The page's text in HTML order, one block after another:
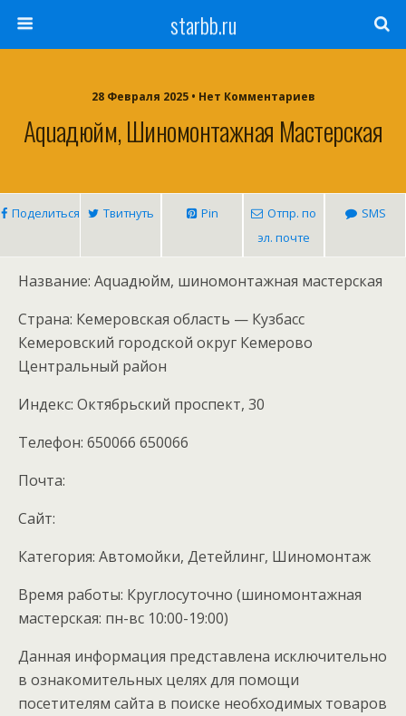
starbb.ru
28 Февраля 2025 • Нет Комментариев
Aquaдюйм, Шиномонтажная Мастерская
Поделиться Твитнуть Pin
Отпр. по
эл. почте
SMS
Название: Aquaдюйм, шиномонтажная мастерская
Страна: Кемеровская область — Кузбасс
Кемеровский городской округ Кемерово
Центральный район
Индекс: Октябрьский проспект, 30
Телефон: 650066 650066
Почта:
Cайт:
Категория: Автомойки, Детейлинг, Шиномонтаж
Время работы: Круглосуточно (шиномонтажная
мастерская: пн-вс 10:00-19:00)
Данная информация представлена исключительно
в ознакомительных целях для помощи
посетителям сайта в поиске необходимых товаров